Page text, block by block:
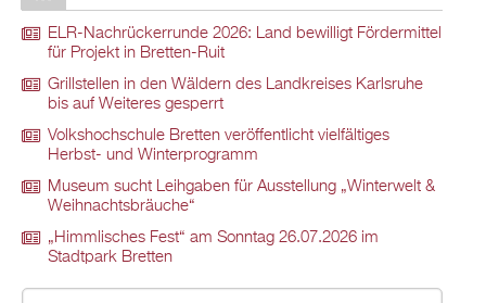
ELR-Nachrückerrunde 2026: Land bewilligt Fördermittel
für Projekt in Bretten-Ruit
Grillstellen in den Wäldern des Landkreises Karlsruhe
bis auf Weiteres gesperrt
Volkshochschule Bretten veröffentlicht vielfältiges
Herbst- und Winterprogramm
Museum sucht Leihgaben für Ausstellung „Winterwelt &
Weihnachtsbräuche“
„Himmlisches Fest“ am Sonntag 26.07.2026 im
Stadtpark Bretten